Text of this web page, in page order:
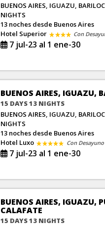
BUENOS AIRES, IGUAZU,
NIGHTS
13 noches desde Buenos Aires
Hotel Superior
Con
7 jul-23 al 1 ene-30
BUENOS AIRES, IGUAZU,
15 DAYS 13 NIGHTS
BUENOS AIRES, IGUAZU,
NIGHTS
13 noches desde Buenos Aires
Hotel Luxo
Con Desayuno
7 jul-23 al 1 ene-30
BUENOS AIRES, IGUAZU,
CALAFATE
15 DAYS 13 NIGHTS